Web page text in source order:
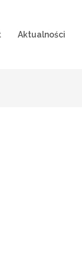
Aktualności